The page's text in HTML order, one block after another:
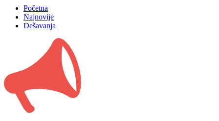
Početna
Najnovije
Dešavanja